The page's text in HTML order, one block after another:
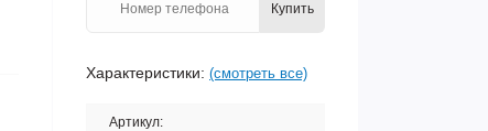
Купить
Характеристики: (смотреть все)
Артикул: